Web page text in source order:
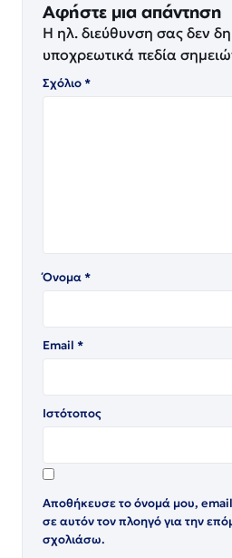
Αφήστε μια απάντηση
Η ηλ. διεύθυνση σας δεν
υποχρεωτικά πεδία
Σχόλιο*
Όνομα*
Email *
Ιστότοπος
Αποθήκευσε το όνομά μου,
σε αυτόν τον πλοηγό για την
σχολιάσω.